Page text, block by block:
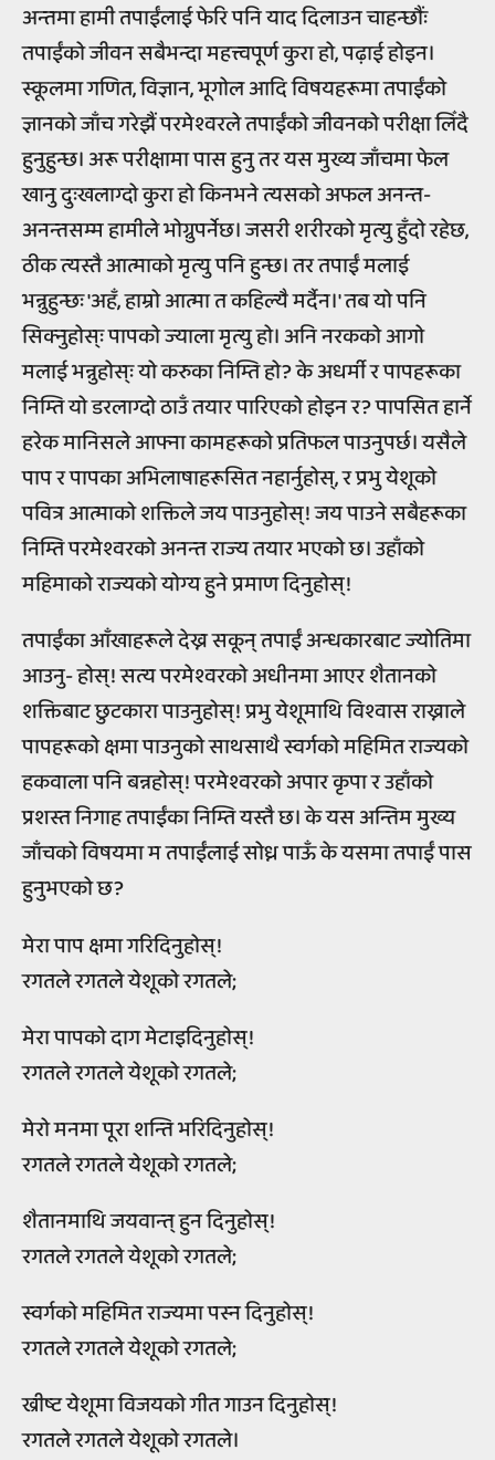
अन्तमा हामी तपाईंलाई फेरि पनि याद दिलाउन चाहन्छौंः
तपाईंको जीवन सबैभन्दा महत्त्वपूर्ण कुरा हो, पढ़ाई होइन।
स्कूलमा गणित, विज्ञान, भूगोल आदि विषयहरूमा तपाईंको
ज्ञानको जाँच गरेझैं परमेश्वरले तपाईंको जीवनको परीक्षा लिँदै
हुनुहुन्छ। अरू परीक्षामा पास हुनु तर यस मुख्य जाँचमा फेल
खानु दुःखलाग्दो कुरा हो किनभने त्यसको अफल अनन्त-
अनन्तसम्म हामीले भोग्नुपर्नेछ। जसरी शरीरको मृत्यु हुँदो रहेछ,
ठीक त्यस्तै आत्माको मृत्यु पनि हुन्छ। तर तपाईं मलाई
भन्नुहुन्छः 'अहँ, हाम्रो आत्मा त कहिल्यै मर्दैन।' तब यो पनि
सिक्नुहोस्ः पापको ज्याला मृत्यु हो। अनि नरकको आगो
मलाई भन्नुहोस्ः यो करुका निम्ति हो? के अधर्मी र पापहरूका
निम्ति यो डरलाग्दो ठाउँ तयार पारिएको होइन र? पापसित हार्ने
हरेक मानिसले आफ्ना कामहरूको प्रतिफल पाउनुपर्छ। यसैले
पाप र पापका अभिलाषाहरूसित नहार्नुहोस्, र प्रभु येशूको
पवित्र आत्माको शक्तिले जय पाउनुहोस्! जय पाउने सबैहरूका
निम्ति परमेश्वरको अनन्त राज्य तयार भएको छ। उहाँको
महिमाको राज्यको योग्य हुने प्रमाण दिनुहोस्!
तपाईंका आँखाहरूले देख्न सकून् तपाईं अन्धकारबाट ज्योतिमा
आउनु- होस्! सत्य परमेश्वरको अधीनमा आएर शैतानको
शक्तिबाट छुटकारा पाउनुहोस्! प्रभु येशूमाथि विश्वास राख्नाले
पापहरूको क्षमा पाउनुको साथसाथै स्वर्गको महिमित राज्यको
हकवाला पनि बन्नहोस्! परमेश्वरको अपार कृपा र उहाँको
प्रशस्त निगाह तपाईंका निम्ति यस्तै छ। के यस अन्तिम मुख्य
जाँचको विषयमा म तपाईंलाई सोध्न पाऊँ के यसमा तपाईं पास
हुनुभएको छ?
मेरा पाप क्षमा गरिदिनुहोस्!
रगतले रगतले येशूको रगतले;
मेरा पापको दाग मेटाइदिनुहोस्!
रगतले रगतले येशूको रगतले;
मेरो मनमा पूरा शन्ति भरिदिनुहोस्!
रगतले रगतले येशूको रगतले;
शैतानमाथि जयवान्त् हुन दिनुहोस्!
रगतले रगतले येशूको रगतले;
स्वर्गको महिमित राज्यमा पस्न दिनुहोस्!
रगतले रगतले येशूको रगतले;
ख्रीष्ट येशूमा विजयको गीत गाउन दिनुहोस्!
रगतले रगतले येशूको रगतले।